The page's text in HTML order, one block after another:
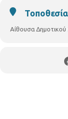
στην
Τοποθεσία
Αίθουσα Δημοτικού